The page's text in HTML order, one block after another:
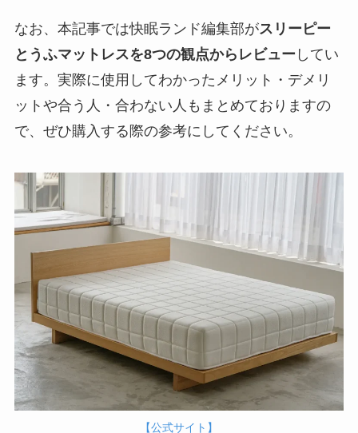
なお、本記事では快眠ランド編集部がスリーピー
とうふマットレスを8つの観点からレビュー してい
ます。実際に使用してわかったメリット・デメリ
ットや合う人・合わない人もまとめておりますの
で、ぜひ購入する際の参考にしてください。
【公式サイト】